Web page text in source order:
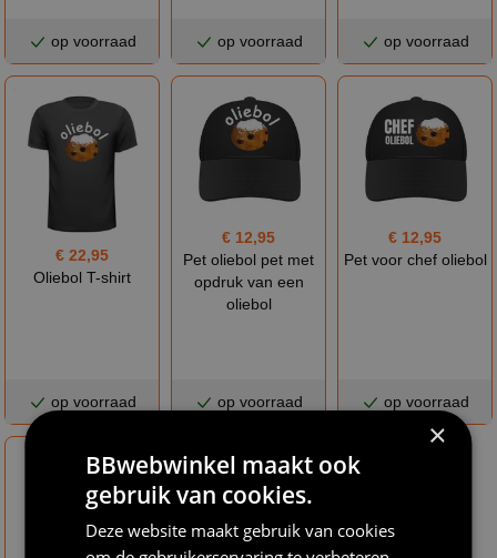
op voorraad op voorraad op voorraad
€ 22,95
Oliebol T-shirt
op voorraad
€ 12,95
Pet oliebol pet met
opdruk van een
oliebol
op voorraad
€ 12,95
Pet voor chef oliebol
op voorraad
×
BBwebwinkel maakt ook
gebruik van cookies.
Deze website maakt gebruik van cookies